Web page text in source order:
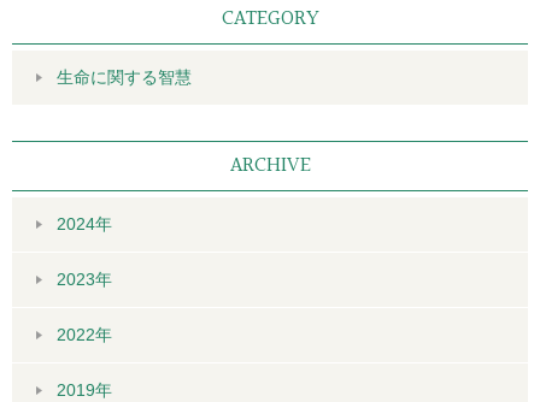
CATEGORY
生命に関する智慧
ARCHIVE
2024年
2023年
2022年
2019年